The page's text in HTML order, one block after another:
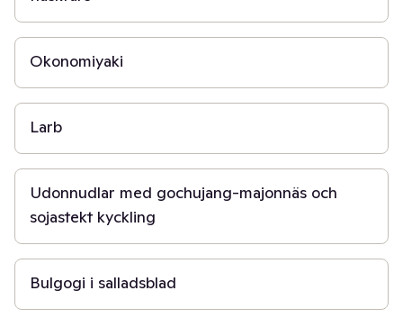
30 min
Okonomiyaki
30 min
Larb
30 min
Udonnudlar med gochujang-majonnäs och
sojastekt kyckling
40 min
Bulgogi i salladsblad
40 min